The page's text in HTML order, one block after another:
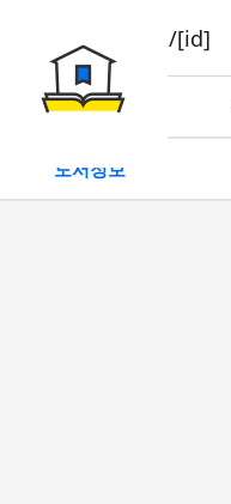
book/rent/[id]
대여
도서정보